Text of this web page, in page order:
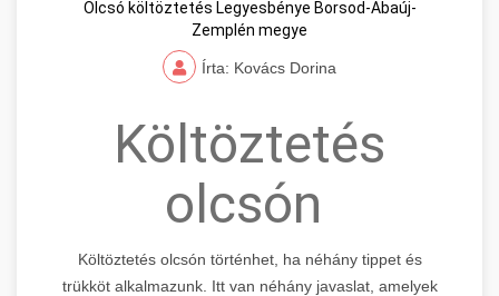
Olcsó költöztetés Legyesbénye Borsod-Abaúj-
Zemplén megye
Írta: Kovács Dorina
Költöztetés
olcsón
Költöztetés olcsón történhet, ha néhány tippet és
trükköt alkalmazunk. Itt van néhány javaslat, amelyek